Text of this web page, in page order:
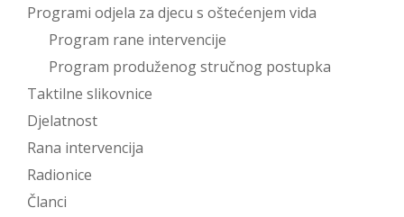
Programi odjela za djecu s oštećenjem vida
Program rane intervencije
Program produženog stručnog postupka
Taktilne slikovnice
Djelatnost
Rana intervencija
Radionice
Članci